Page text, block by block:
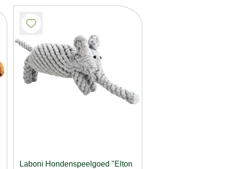
Laboni Hondenspeelgoed "Elton